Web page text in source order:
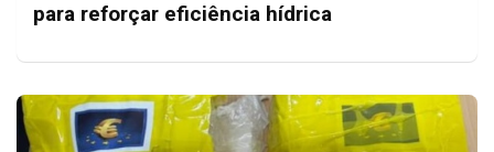
para reforçar eficiência hídrica